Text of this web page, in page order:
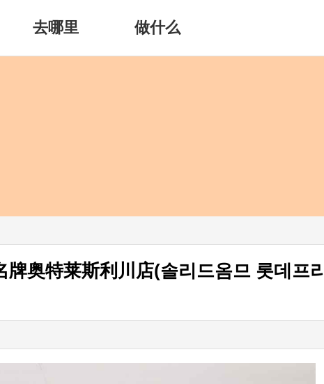
去哪里 做什么
奥特莱斯利川店(솔리드옴므 롯데프리